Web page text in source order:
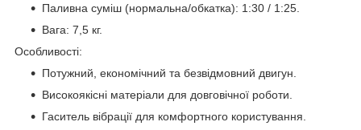
Паливна суміш (нормальна/обкатка): 1:30 / 1:25.
Вага: 7,5 кг.
Особливості:
Потужний, економічний та безвідмовний двигун.
Високоякісні матеріали для довговічної роботи.
Гаситель вібрації для комфортного користування.